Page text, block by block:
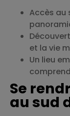
Accès au
et la vie
Un lieu
Se
au sud